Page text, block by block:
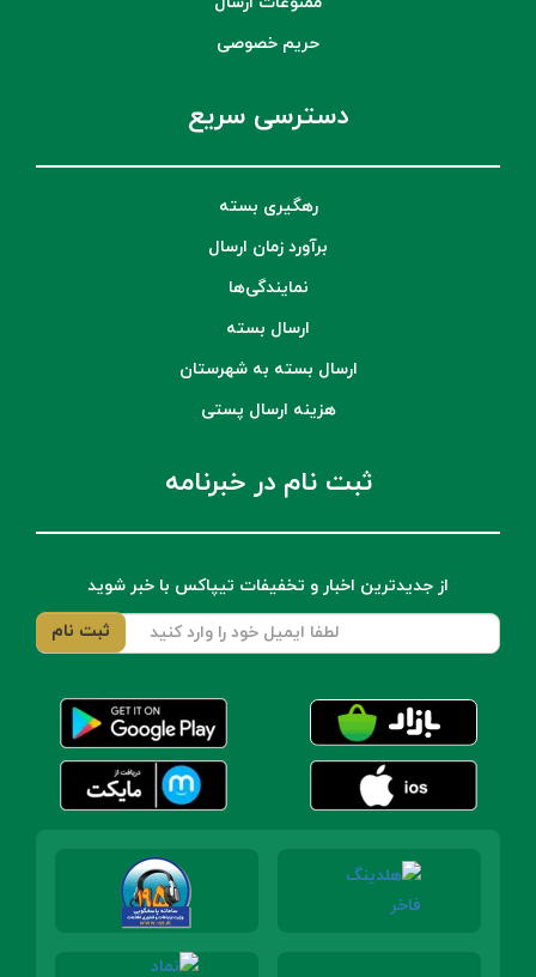
حریم خصوصی
دسترسی سریع
رهگیری بسته
برآورد زمان ارسال
نمایندگی‌ها
ارسال بسته
ارسال بسته به شهرستان
هزینه ارسال پستی
ثبت نام در خبرنامه
از جدیدترین اخبار و تخفیفات تیپاکس با خبر شوید